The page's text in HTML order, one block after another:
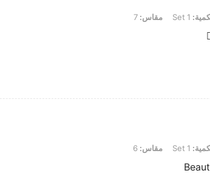
مقاس:
مقاس: